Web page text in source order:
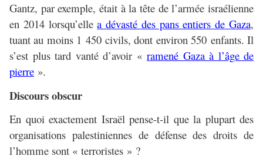
Gantz, par exemple, était à la tête de l’armée israélienne
en 2014 lorsqu’ellea dévasté des pans entiers de Gaza,
tuant au moins 1 450 civils, dont environ 550 enfants. Il
s’est plus tard vanté d’avoir « ramené Gaza à l’âge de
pierre ».
Discours obscur
En quoi exactement Israël pense-t-il que la plupart des
organisations palestiniennes de défense des droits de
l’homme sont « terroristes » ?